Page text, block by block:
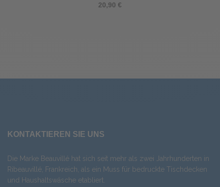
20,90 €
KONTAKTIEREN SIE UNS
Die Marke Beauvillé hat sich seit mehr als zwei Jahrhunderten in
Ribeauvillé, Frankreich, als ein Muss für bedruckte Tischdecken
und Haushaltswäsche etabliert.